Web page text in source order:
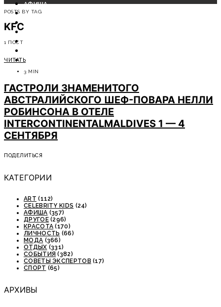
АФИША
СОБЫТИЯ
СОВЕТЫ ЭКСПЕРТОВ
POSTS BY TAG
KFC
1 ПОСТ
ЧИТАТЬ
3 MIN
ГАСТРОЛИ ЗНАМЕНИТОГО
АВСТРАЛИЙСКОГО ШЕФ-ПОВАРА НЕЛЛИ
РОБИНСОНА В ОТЕЛЕ
INTERCONTINENTALMALDIVES 1 — 4
СЕНТЯБРЯ
ПОДЕЛИТЬСЯ
КАТЕГОРИИ
ART (112)
CELEBRITY KIDS (24)
АФИША (357)
ДРУГОЕ(296)
КРАСОТА (170)
ЛИЧНОСТЬ (66)
МОДА (366)
ОТДЫХ (331)
СОБЫТИЯ (382)
СОВЕТЫ ЭКСПЕРТОВ (17)
СПОРТ (65)
АРХИВЫ